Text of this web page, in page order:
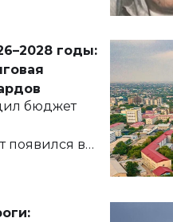
годы:
бюджет
появился в
актов и на